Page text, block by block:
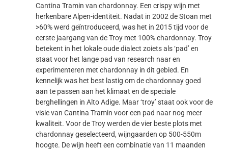
Cantina Tramin van chardonnay. Een crispy wijn met
herkenbare Alpen-identiteit. Nadat in 2002 de Stoan met
>60% werd geïntroduceerd, was het in 2015 tijd voor de
eerste jaargang van de Troy met 100% chardonnay. Troy
betekent in het lokale oude dialect zoiets als ‘pad’ en
staat voor het lange pad van research naar en
experimenteren met chardonnay in dit gebied. En
kennelijk was het best lastig om de chardonnay goed
aan te passen aan het klimaat en de speciale
berghellingen in Alto Adige. Maar ‘troy’ staat ook voor de
visie van Cantina Tramin voor een pad naar nog meer
kwaliteit. Voor de Troy werden de vier beste plots met
chardonnay geselecteerd, wijngaarden op 500-550m
hoogte. De wijn heeft een combinatie van 11 maanden